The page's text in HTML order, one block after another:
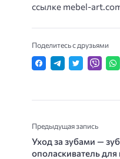
ссылке mebel-
Поделитесь с друзьями
Предыдущая запись
Уход за зубами —
ополаскиватель для